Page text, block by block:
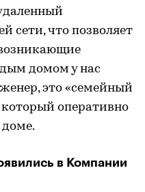
сети, что позволяет
домом у нас
это «семейный
оперативно
в Компании